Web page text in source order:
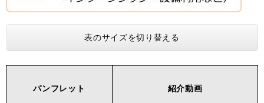
表のサイズを切り替える
パンフレット 紹介動画